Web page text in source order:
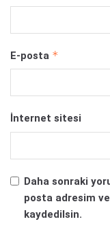
E-posta *
İnternet sitesi
Daha sonraki
posta adresim
kaydedilsin.